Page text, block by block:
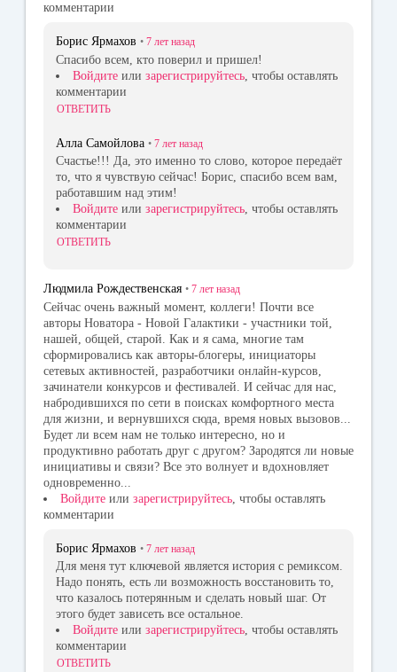
комментарии
Борис Ярмахов • 7 лет назад
Спасибо всем, кто поверил и пришел!
Войдите или зарегистрируйтесь , чтобы оставлять
комментарии
ОТВЕТИТЬ
Алла Самойлова • 7 лет назад
Счастье!!! Да, это именно то слово, которое передаёт
то, что я чувствую сейчас! Борис, спасибо всем вам,
работавшим над этим!
Войдите или зарегистрируйтесь, чтобы оставлять
комментарии
ОТВЕТИТЬ
Людмила Рождественская • 7 лет назад
Сейчас очень важный момент, коллеги! Почти все
авторы Новатора - Новой Галактики - участники той,
нашей, общей, старой. Как и я сама, многие там
сформировались как авторы-блогеры, инициаторы
сетевых активностей, разработчики онлайн-курсов,
зачинатели конкурсов и фестивалей. И сейчас для нас,
набродившихся по сети в поисках комфортного места
для жизни, и вернувшихся сюда, время новых вызовов...
Будет ли всем нам не только интересно, но и
продуктивно работать друг с другом? Зародятся ли новые
инициативы и связи? Все это волнует и вдохновляет
одновременно...
Войдите или зарегистрируйтесь , чтобы оставлять
комментарии
Борис Ярмахов • 7 лет назад
Для меня тут ключевой является история с ремиксом.
Надо понять, есть ли возможность восстановить то,
что казалось потерянным и сделать новый шаг. От
этого будет зависеть все остальное.
Войдите или зарегистрируйтесь, чтобы оставлять
комментарии
ОТВЕТИТЬ